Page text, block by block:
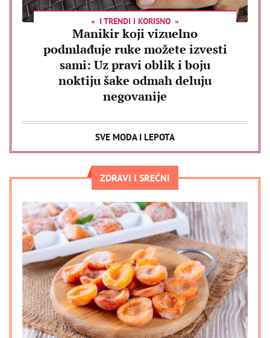
I TRENDI I KORISNO
Manikir koji vizuelno
podmlađuje ruke možete izvesti
sami: Uz pravi oblik i boju
noktiju šake odmah deluju
negovanije
SVE MODA I LEPOTA
ZDRAVI I SREĆNI